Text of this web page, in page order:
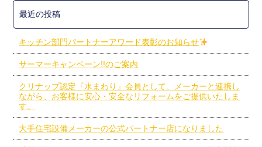
最近の投稿
キッチン部門パートナーアワード表彰のお知らせ
サーマーキャンペーン!!のご案内
クリナップ認定『水まわり』会員として、メーカーと連携し
ながら、お客様に安心・安全なリフォームをご提供いたしま
す。
大手住宅設備メーカーの公式パートナー店になりました